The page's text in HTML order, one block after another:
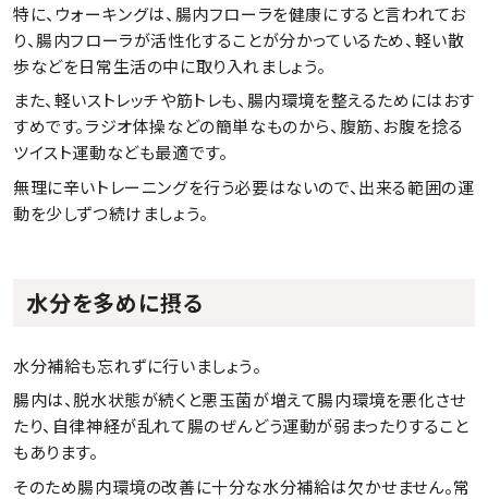
特に、ウォーキングは、腸内フローラを健康にすると言われてお
り、腸内フローラが活性化することが分かっているため、軽い散
歩などを日常生活の中に取り入れましょう。
また、軽いストレッチや筋トレも、腸内環境を整えるためにはおす
すめです。ラジオ体操などの簡単なものから、腹筋、お腹を捻る
ツイスト運動なども最適です。
無理に辛いトレーニングを行う必要はないので、出来る範囲の運
動を少しずつ続けましょう。
水分を多めに摂る
水分補給も忘れずに行いましょう。
腸内は、脱水状態が続くと悪玉菌が増えて腸内環境を悪化させ
たり、自律神経が乱れて腸のぜんどう運動が弱まったりすること
もあります。
そのため腸内環境の改善に十分な水分補給は欠かせません。常